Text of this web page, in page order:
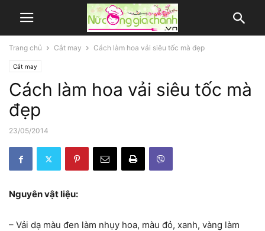
Trang chủ Cắt may Cách làm hoa vải siêu tốc mà đẹp
Cắt may
Cách làm hoa vải siêu tốc mà
đẹp
23/05/2014
Nguyên vật liệu:
– Vải dạ màu đen làm nhụy hoa, màu đỏ, xanh, vàng làm